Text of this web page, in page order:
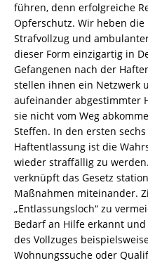
führen, denn erfolgreiche
Opferschutz. Wir heben die
Strafvollzug und
dieser Form einzigartig in
Gefangenen nach der
stellen ihnen ein Netzwerk
aufeinander abgestimmter
sie nicht vom Weg
Steffen. In den ersten
Haftentlassung ist die
wieder straffällig zu
verknüpft das Gesetz
Maßnahmen miteinander.
„Entlassungsloch“ zu
Bedarf an Hilfe erkannt
des Vollzuges
Wohnungssuche oder